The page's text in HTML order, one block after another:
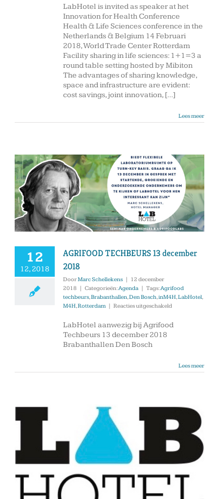
for
Health
Conference
14
Feb.
2019
Rotterdam
LabHotel is invited as speaker at het
Innovation for Health Conference
Health & Life Sciences conference in the
Netherlands & Belgium 14 Februari
2018, World Trade Center Rotterdam
Facility sharing in life sciences: 1+1=3 a
round table setting hosted by Mibiton
The advantages of sharing knowledge,
space and infrastructure are evident:
cost savings, joint innovation, [...]
Lees meer
12
12, 2018
AGRIFOOD TECHBEURS 13 december
2018
DoorMarc Schellekens | 12 december
2018 | Categorieën:Agenda | Tags:Agrifood
techbeurs,Brabanthallen,Den Bosch,inM4H,LabHotel,
M4H,Rotterdam | Reacties uitgeschakeldvoor
TECHBEURS
LabHotel aanwezig bij Agrifood
Techbeurs 13 december 2018
Brabanthallen Den Bosch
Lees meer